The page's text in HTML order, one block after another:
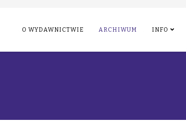
O WYDAWNICTWIE ARCHIWUM INFO